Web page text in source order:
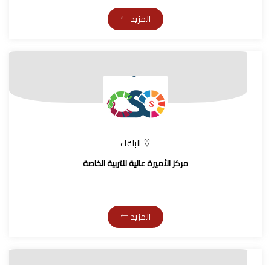
المزيد
البلقاء
مركز الأميرة عالية للتربية الخاصة
المزيد